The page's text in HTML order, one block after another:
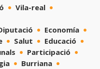
Vila-real
Economía
Salut
Educació
Participació
Burriana